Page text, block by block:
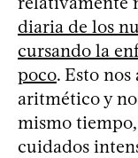
diaria de los
cursando la
poco. Esto
aritmético y
mismo
cuidados